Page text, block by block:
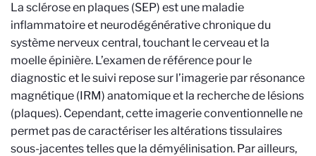
La sclérose en plaques (SEP) est une maladie
inflammatoire et neurodégénérative chronique du
système nerveux central, touchant le cerveau et la
moelle épinière. L’examen de référence pour le
diagnostic et le suivi repose sur l’imagerie par résonance
magnétique (IRM) anatomique et la recherche de lésions
(plaques). Cependant, cette imagerie conventionnelle ne
permet pas de caractériser les altérations tissulaires
sous-jacentes telles que la démyélinisation. Par ailleurs,